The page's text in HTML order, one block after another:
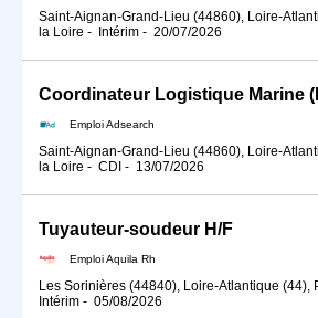
Saint-Aignan-Grand-Lieu (44860), Loire-
la Loire - Intérim - 20/07/2026
Coordinateur Logistique Marine
Emploi Adsearch
Saint-Aignan-Grand-Lieu (44860), Loire-
la Loire - CDI - 13/07/2026
Tuyauteur-soudeur H/F
Emploi Aquila Rh
Les Sorinières (44840), Loire-Atlantique (44),
Intérim - 05/08/2026